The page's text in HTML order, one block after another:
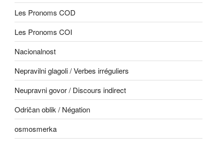
Les Pronoms COD
Les Pronoms COI
Nacionalnost
Nepravilni glagoli / Verbes irréguliers
Neupravni govor / Discours indirect
Odričan oblik / Négation
osmosmerka